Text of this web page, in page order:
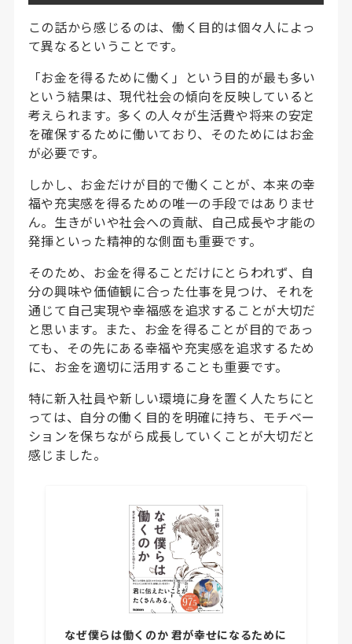
この話から感じるのは、働く目的は個々人によっ
て異なるということです。
「お金を得るために働く」という目的が最も多い
という結果は、現代社会の傾向を反映していると
考えられます。多くの人々が生活費や将来の安定
を確保するために働いており、そのためにはお金
が必要です。
しかし、お金だけが目的で働くことが、本来の幸
福や充実感を得るための唯一の手段ではありませ
ん。生きがいや社会への貢献、自己成長や才能の
発揮といった精神的な側面も重要です。
そのため、お金を得ることだけにとらわれず、自
分の興味や価値観に合った仕事を見つけ、それを
通じて自己実現や幸福感を追求することが大切だ
と思います。また、お金を得ることが目的であっ
ても、その先にある幸福や充実感を追求するため
に、お金を適切に活用することも重要です。
特に新入社員や新しい環境に身を置く人たちにと
っては、自分の働く目的を明確に持ち、モチベー
ションを保ちながら成長していくことが大切だと
感じました。
なぜ僕らは働くのか 君が幸せになるために